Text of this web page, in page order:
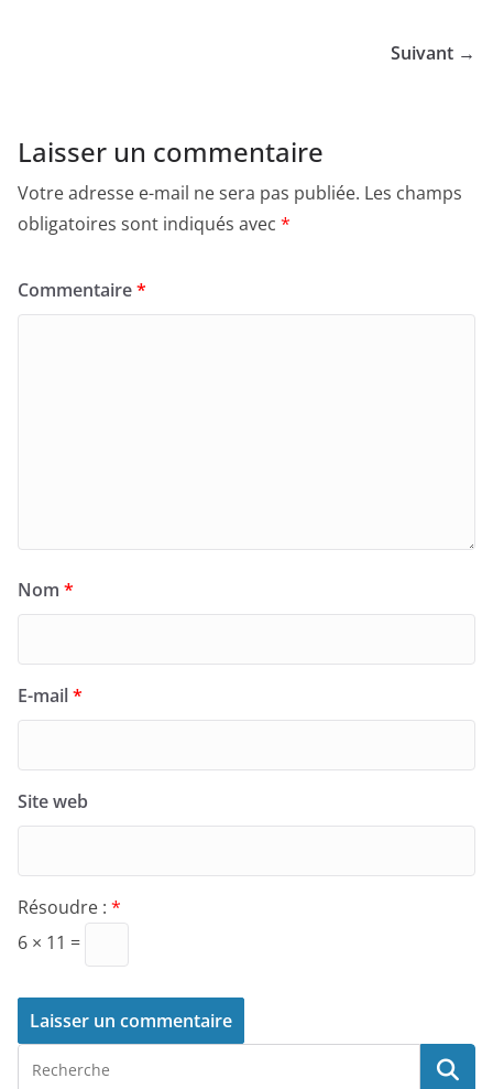
Suivant →
Laisser un commentaire
Votre adresse e-mail ne sera pas publiée. Les champs
obligatoires sont indiqués avec *
Commentaire*
Nom *
E-mail*
Site web
Résoudre : *
6 × 11 =